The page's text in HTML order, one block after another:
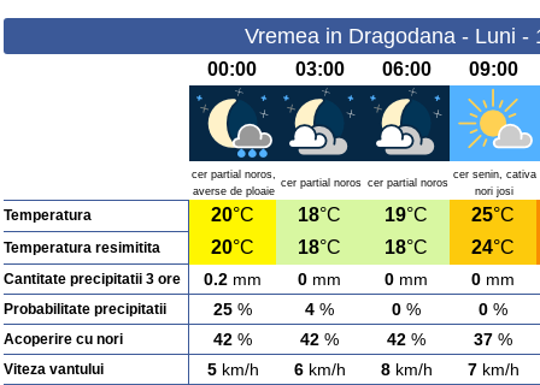
Vremea in Dragodana - Luni -
00:00 03:00 06:00 09:00
cer partial noros,
averse de ploaie
cer partial noros cer partial noros
cer senin, cativa
nori josi
Temperatura 20°C 18°C 19°C 25°C
Temperatura resimitita 20°C 18°C 18°C 24°C
Cantitate precipitatii 3 ore 0.2 mm 0 mm 0 mm 0 mm
Probabilitate precipitatii 25 % 4 % 0 % 0 %
Acoperire cu nori 42 % 42 % 42 % 37 %
Viteza vantului 5km/h 6km/h 8km/h 7km/h